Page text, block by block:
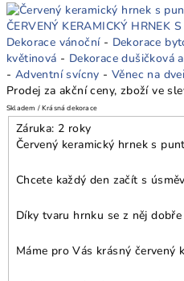
ČERVENÝ KERAMICKÝ HRNEK
Dekorace vánoční- Dekorace
květinová - Dekorace dušičková
- Adventní svícny -Věnec na
Prodej za akční ceny, zboží ve
Skladem / Krásná dekorace
Záruka: 2 roky
Červený keramický hrnek s
Chcete každý den začít s
Díky tvaru hrnku se z něj dobře
Máme pro Vás krásný červený